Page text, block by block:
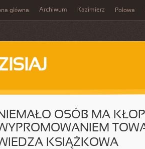
główna Archiwum Kazimierz Połowa
OSÓB MA
KSIĄŻKOWA